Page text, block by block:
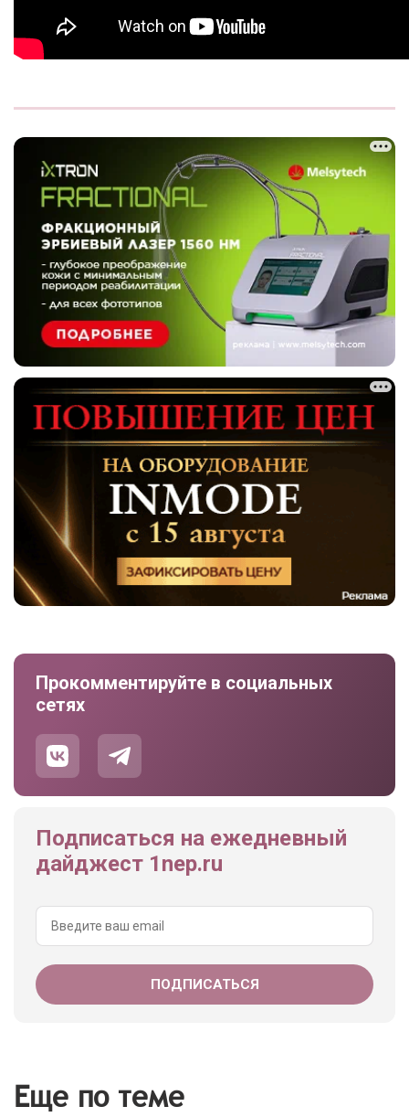
Прокомментируйте в социальных
сетях
Подписаться на ежедневный
дайджест 1nep.ru
Еще по теме